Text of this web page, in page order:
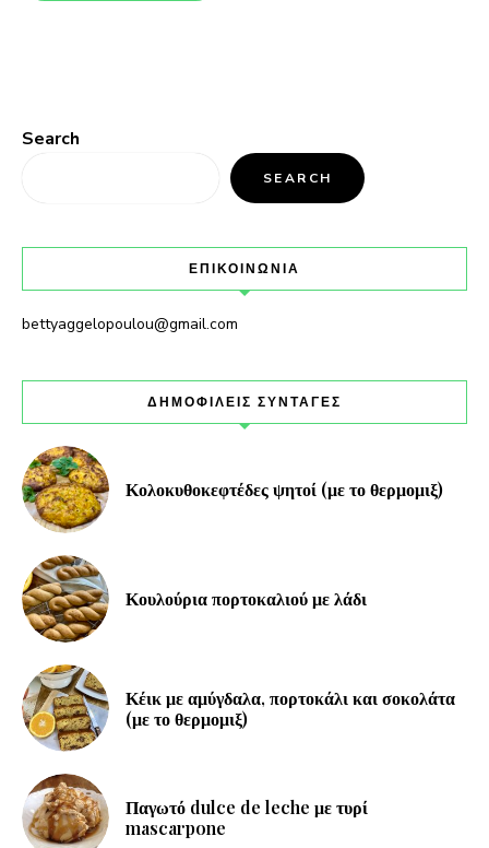
Search
SEARCH
ΕΠΙΚΟΙΝΩΝΙΑ
bettyaggelopoulou@gmail.com
ΔΗΜΟΦΙΛΕΙΣ ΣΥΝΤΑΓΕΣ
Κολοκυθοκεφτέδες ψητοί (με το θερμομιξ)
Κουλούρια πορτοκαλιού με λάδι
Κέικ με αμύγδαλα, πορτοκάλι και σοκολάτα
(με το θερμομιξ)
Παγωτό dulce de leche με τυρί
mascarpone